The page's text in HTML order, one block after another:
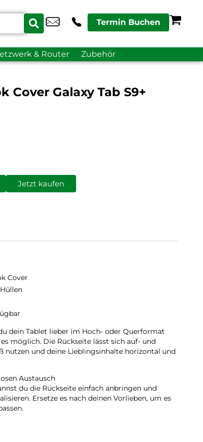
Termin Buchen
& Router Zubehör
Cover Galaxy Tab S9+
Jetzt kaufen
Cover
dein Tablet lieber im Hoch- oder Querformat
möglich. Die Rückseite lässt sich auf- und
nutzen und deine Lieblingsinhalte horizontal und
Austausch
du die Rückseite einfach anbringen und
Ersetze es nach deinen Vorlieben, um es